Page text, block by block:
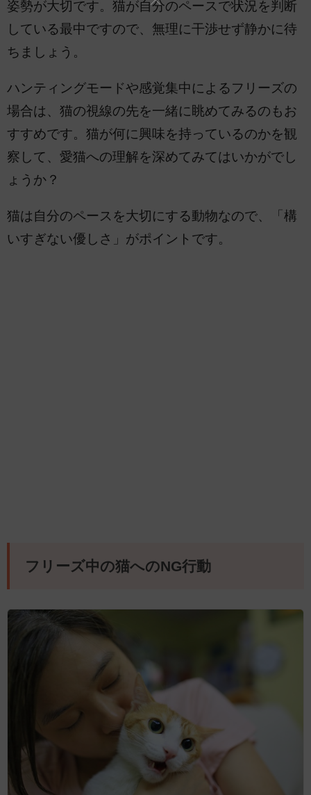
姿勢が大切です。猫が自分のペースで状況を判断
している最中ですので、無理に干渉せず静かに待
ちましょう。
ハンティングモードや感覚集中によるフリーズの
場合は、猫の視線の先を一緒に眺めてみるのもお
すすめです。猫が何に興味を持っているのかを観
察して、愛猫への理解を深めてみてはいかがでし
ょうか？
猫は自分のペースを大切にする動物なので、「構
いすぎない優しさ」がポイントです。
フリーズ中の猫へのNG行動